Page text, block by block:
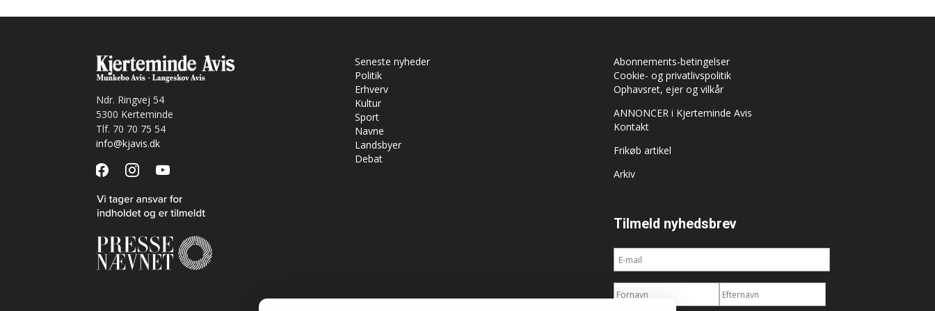
Ndr. Ringvej 54
5300 Kerteminde
Tlf. 70 70 75 54
info@kjavis.dk
facebookinstagramyoutube
Seneste nyheder
Politik
Erhverv
Kultur
Sport
Navne
Landsbyer
Debat
Abonnements-betingelser
Cookie- og privatlivspolitik
Ophavsret, ejer og vilkår
ANNONCER i Kjerteminde Avis
Kontakt
Frikøb artikel
Arkiv
Tilmeld nyhedsbrev